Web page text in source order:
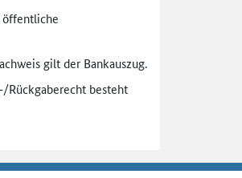
öffentliche
gilt der Bankauszug.
/Rückgaberecht besteht